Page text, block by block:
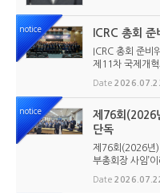
notice ICRC 총회
ICRC 총회 준비
제11차 국제개
nce of
에 들어갔다.
Date
notice
제76회(2026
단독
제76회(2026년)
부총회장 사임’
26년) 총회장 후
했다. 6월 9일
Date